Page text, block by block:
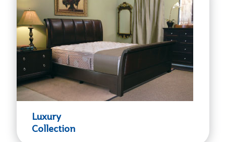
Luxury
Collection